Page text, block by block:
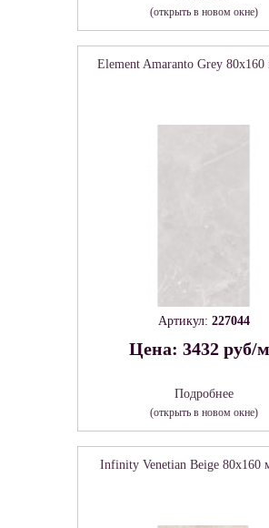
(открыть в новом окне)
Element Amaranto Grey 80х160
Артикул: 227044
Цена: 3432 руб/
Подробнее
(открыть в новом окне)
Infinity Venetian Beige 80х160